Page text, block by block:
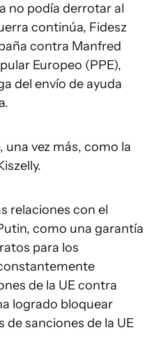
no podía derrotar al
continúa, Fidesz
contra Manfred
Europeo (PPE),
del envío de ayuda
vez más, como la
relaciones con el
como una garantía
para los
de la UE contra
logrado bloquear
de sanciones de la UE